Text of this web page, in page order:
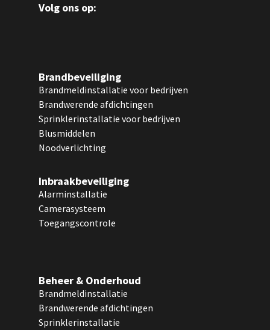
Volg ons op:
Brandbeveiliging
Brandmeldinstallatie voor bedrijven
Brandwerende afdichtingen
Sprinklerinstallatie voor bedrijven
Blusmiddelen
Noodverlichting
Inbraakbeveiliging
Alarminstallatie
Camerasysteem
Toegangscontrole
Beheer & Onderhoud
Brandmeldinstallatie
Brandwerende afdichtingen
Sprinklerinstallatie